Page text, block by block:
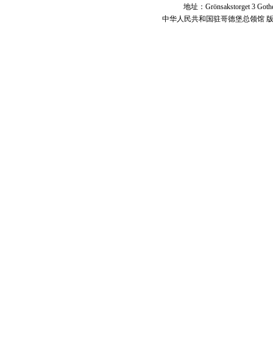
地址：Grönsakstorget 3
中华人民共和国驻哥德堡总领馆